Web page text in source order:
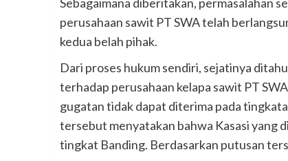
perusahaan sawit PT SWA telah
kedua belah pihak.
Dari proses hukum sendiri, sejatinya
terhadap perusahaan kelapa sawit PT
gugatan tidak dapat diterima pada
tersebut menyatakan bahwa Kasasi yang
tingkat Banding. Berdasarkan putusan